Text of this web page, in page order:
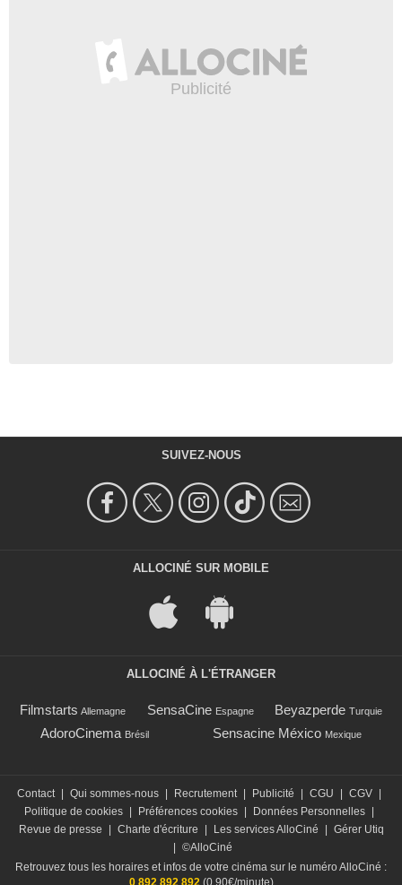
SUIVEZ-NOUS
ALLOCINÉ SUR MOBILE
ALLOCINÉ À L'ÉTRANGER
Filmstarts Allemagne SensaCine Espagne Beyazperde Turquie
AdoroCinema Brésil Sensacine México Mexique
Contact Qui sommes-nous Recrutement Publicité CGU CGV
Politique de cookies
Préférences cookies Données Personnelles
Revue de presse
Charte d'écriture Les services AlloCiné
Gérer Utiq
©AlloCiné
Retrouvez tous les horaires et infos de votre cinéma sur le numéro AlloCiné :
0 892 892 892 (0,90€/minute)